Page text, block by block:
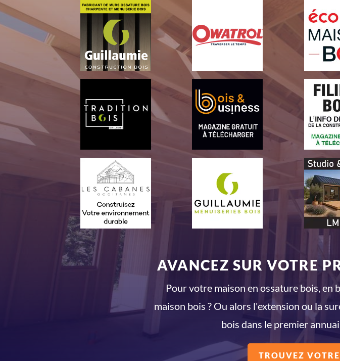
AVANCEZ SUR VOTRE
Pour votre maison en ossature bois, en
maison bois ? Ou alors l'extension ou la
bois dans le premier
TROUVEZ